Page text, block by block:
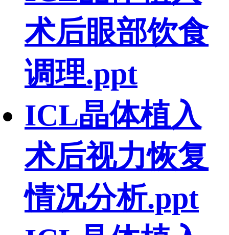
术后眼部饮食
调理.ppt
ICL晶体植入
术后视力恢复
情况分析.ppt